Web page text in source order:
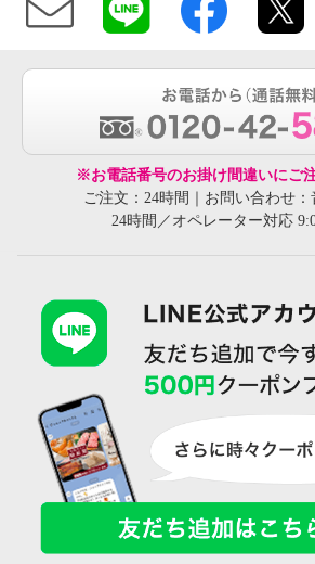
※お電話番号のお掛け間違いにご
ご注文：24時間｜お問い合わせ
24時間／オペレーター対応